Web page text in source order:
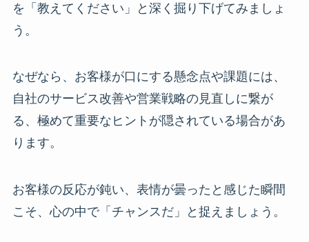
を「教えてください」と深く掘り下げてみましょ
う。
なぜなら、お客様が口にする懸念点や課題には、
自社のサービス改善や営業戦略の見直しに繋が
る、極めて重要なヒントが隠されている場合があ
ります。
お客様の反応が鈍い、表情が曇ったと感じた瞬間
こそ、心の中で「チャンスだ」と捉えましょう。